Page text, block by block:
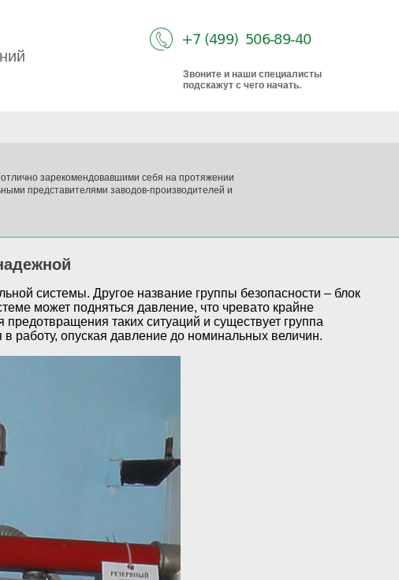
Звоните и наши специалисты
подскажут с чего начать.
зарекомендовавшими себя на протяжении
представителями заводов-производителей и
системы. Другое название группы безопасности – блок
может подняться давление, что чревато крайне
таких ситуаций и существует группа
в работу, опуская давление до номинальных величин.